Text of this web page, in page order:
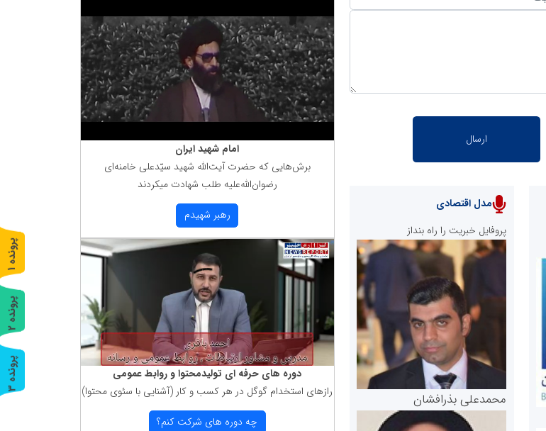
مدل اقتصادی
پروفایل خبریت را راه بنداز
محمدعلی بذرافشان
امام شهید ایران
برش‌هایی كه حضرت آیت‌الله شهید سیّدعلی خامنه‌ای
رضوان‌الله‌علیه طلب شهادت میكردند
رهبر شهیدم
دوره های حرفه ای تولیدمحتوا و روابط عمومی
رازهای استخدام گوگل در هر كسب و كار (آشنایی با سئوی محتوا)
چه دوره های شركت كنم؟
پ
ر
و
ن
د
ه
1
پ
ر
و
ن
د
ه
2
پ
ر
و
ن
د
ه
3